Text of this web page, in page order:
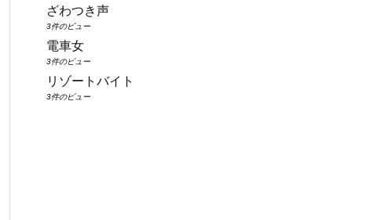
ざわつき声
3件のビュー
電車女
3件のビュー
リゾートバイト
3件のビュー